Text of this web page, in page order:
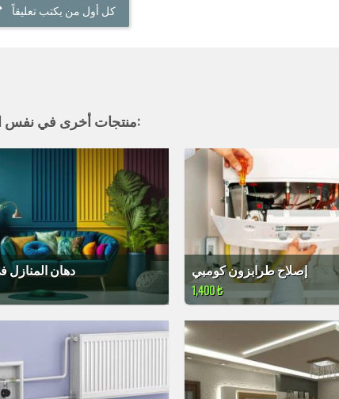
كل أول من يكتب تعليقاً
9 منتجات أخرى في نفس الفئة:
دهان إصلاح طرابزون كومبي
1,400 ₺